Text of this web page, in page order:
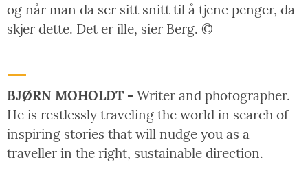
og når man da ser sitt snitt til å tjene penger, da
skjer dette. Det er ille, sier Berg. ©
BJØRN MOHOLDT - Writer and photographer.
He is restlessly traveling the world in search of
inspiring stories that will nudge you as a
traveller in the right, sustainable direction.